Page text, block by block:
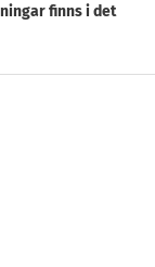
finns i det